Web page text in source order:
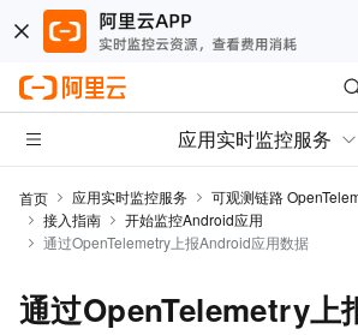
应用实时监控服务
首页 应用实时监控服务 可观测链路
接入指南
开始监控Android应用
通过OpenTelemetry上报Android应用数据
通过OpenTelemetry